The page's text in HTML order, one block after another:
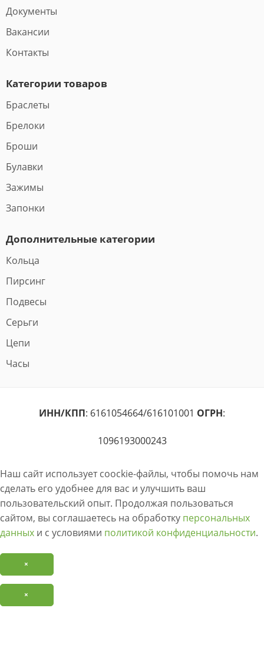
Документы
Вакансии
Контакты
Категории товаров
Браслеты
Брелоки
Броши
Булавки
Зажимы
Запонки
Дополнительные категории
Кольца
Пирсинг
Подвесы
Серьги
Цепи
Часы
ИНН/КПП: 6161054664/616101001 ОГРН:
1096193000243
Наш сайт использует coockie-файлы, чтобы помочь нам
сделать его удобнее для вас и улучшить ваш
пользовательский опыт. Продолжая пользоваться
сайтом, вы соглашаетесь на обработку персональных
данных и с условиями политикой конфиденциальности.
×
×